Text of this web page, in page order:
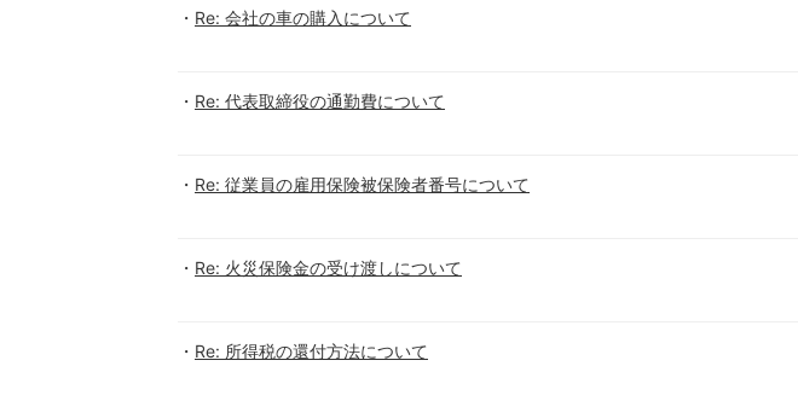
Re: 会社の車の購入について
Re: 代表取締役の通勤費について
Re: 従業員の雇用保険被保険者番号について
Re: 火災保険金の受け渡しについて
Re: 所得税の還付方法について